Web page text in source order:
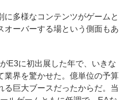
多様なコンテンツがゲームと
オーバーする場という側面もあ
E3に初出展した年で、いきな
業界を驚かせた。億単位の予算
る巨大ブースだったからだ。当